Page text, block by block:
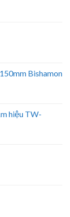
Bishamon
hiệu TW-